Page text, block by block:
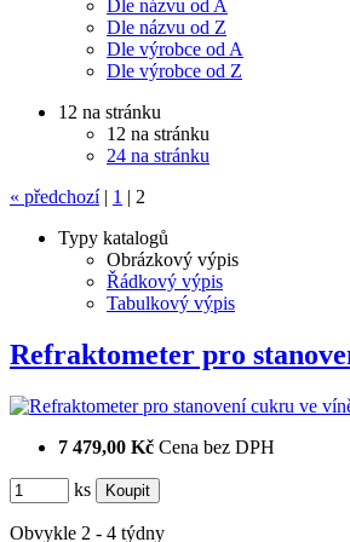
Dle názvu od A
Dle názvu od Z
Dle výrobce od A
Dle výrobce od Z
12 na stránku
12 na stránku
24 na stránku
« předchozí 1
2
Typy katalogů
Obrázkový výpis
Řádkový výpis
Tabulkový výpis
Refraktometer pro
7 479,00 Kč Cena bez DPH
ks
Obvykle 2 - 4 týdny